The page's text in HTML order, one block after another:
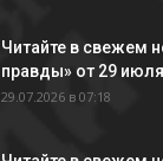
Читайте в свежем
правды» от 29
29.07.2026 в 07:18